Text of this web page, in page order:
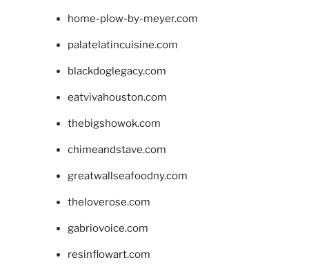
home-plow-by-meyer.com
palatelatincuisine.com
blackdoglegacy.com
eatvivahouston.com
thebigshowok.com
chimeandstave.com
greatwallseafoodny.com
theloverose.com
gabriovoice.com
resinflowart.com